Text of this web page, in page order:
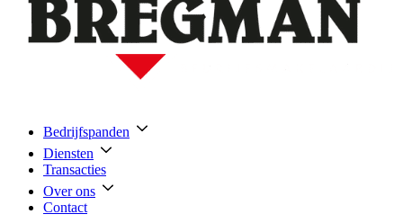
Bedrijfspanden
Diensten
Transacties
Over ons
Contact